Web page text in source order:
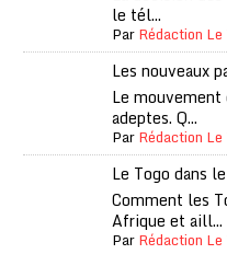
le tél...
ParRédaction
Les nouveaux
Le mouvement
adeptes. Q...
ParRédaction
Le Togo dans
Comment les
Afrique et aill...
ParRédaction